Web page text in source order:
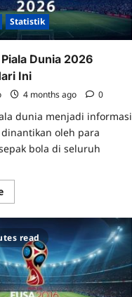
Statistik
Dunia 2026
Ini
4 months ago 0
dunia menjadi informasi
oleh para
bola di seluruh
Read
more
Live
Piala
Dunia
2026
Tercepat
Hari
Ini
read